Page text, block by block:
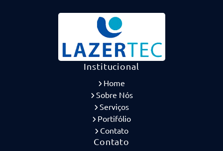
Institucional
Home
Sobre Nós
Serviços
Portifólio
Contato
Contato